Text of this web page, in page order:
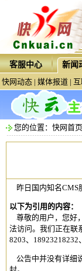
客服中心 新闻
快网动态 | 媒体报道 |
您的位置： 快网首页
昨日国内知名CMS
以下为引用的内容：
尊敬的用户，您好
法访问。我们正在联
8203、
公告中并没有详细